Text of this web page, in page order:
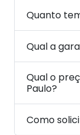
Quanto
Qual a
Qual o
Paulo?
Como